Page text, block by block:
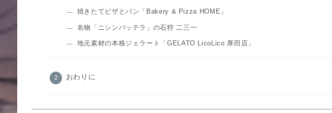
焼きたてピザとパン「Bakery & Pizza HOME」
名物「ニシンバッテラ」の石狩 二三一
地元素材の本格ジェラート「GELATO LicoLico 厚田店」
おわりに